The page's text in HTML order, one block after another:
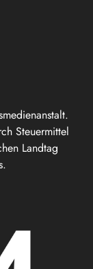
Steuermittel
Landtag